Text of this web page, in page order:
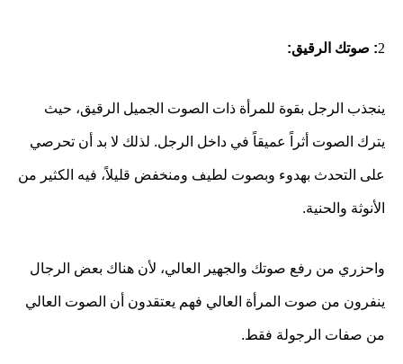
2: صوتك الرقيق:
ينجذب الرجل بقوة للمرأة ذات الصوت الجميل الرقيق، حيث
يترك الصوت أثراً عميقاً في داخل الرجل. لذلك لا بد أن تحرصي
على التحدث بهدوء وبصوت لطيف ومنخفض قليلاً، فيه الكثير من
الأنوثة والحنية.
واحزري من رفع صوتك والجهير العالي، لأن هناك بعض الرجال
ينفرون من صوت المرأة العالي فهم يعتقدون أن الصوت العالي
من صفات الرجولة فقط.